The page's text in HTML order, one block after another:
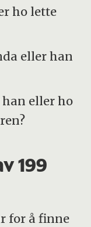
ho lette
eller han
han eller ho
199
for å finne